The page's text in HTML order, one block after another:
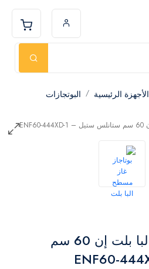
الأجهزة الرئيسية
البوتجازات
بوتاجاز غاز مسطح البا بلت إن 60 سم